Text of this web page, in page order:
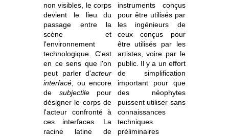
non visibles, le corps
devient le lieu du
passage entre la
scène et
l'environnement
technologique. C'est
en ce sens que l'on
peut parler d'acteur
interfacé , ou encore
de subjectilepour
désigner le corps de
l'acteur confronté à
ces interfaces. La
racine latine de
instruments conçus
pour être utilisés par
les ingénieurs de
ceux conçus pour
être utilisés par les
artistes, voire par le
public. Il y a un effort
de simplification
important pour que
des néophytes
puissent utiliser sans
connaissances
techniques
préliminaires